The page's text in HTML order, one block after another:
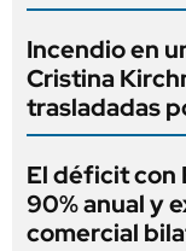
Incendio en
Cristina
trasladadas
El déficit con
90% anual y
comercial